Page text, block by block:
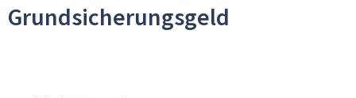
Grundsicherungsgeld